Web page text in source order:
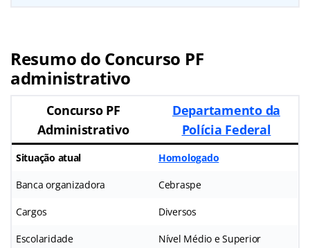
Resumo do Concurso PF
administrativo
Concurso PF
Administrativo
Departamento da
Polícia Federal
Situação atual Homologado
Banca organizadora Cebraspe
Cargos Diversos
Escolaridade Nível Médio e Superior